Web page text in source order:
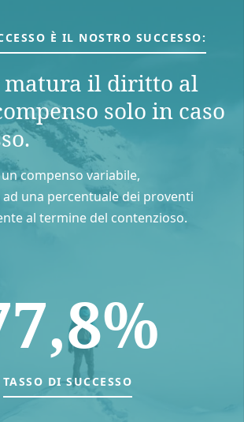
È IL NOSTRO SUCCESSO:
matura il diritto al
solo in caso
compenso variabile,
una percentuale dei proventi
al termine del contenzioso.
TASSO DI SUCCESSO